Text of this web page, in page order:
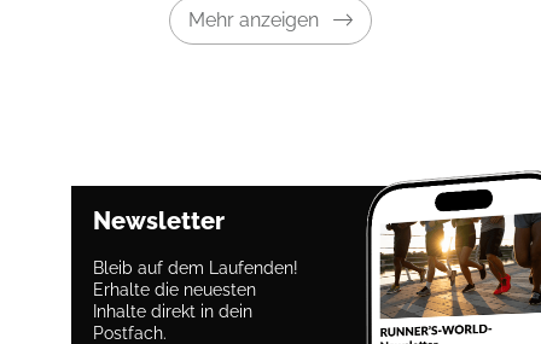
Mehr anzeigen
Newsletter
Bleib auf dem Laufenden!
Erhalte die neuesten
Inhalte direkt in dein
Postfach.